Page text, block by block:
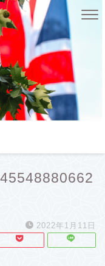
2022年1月11日